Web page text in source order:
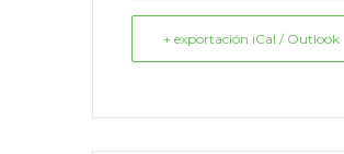
+ exportación iCal / Outlook